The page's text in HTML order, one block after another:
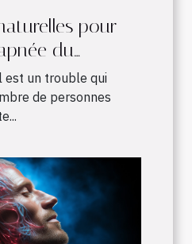
pour
du
est un trouble qui
de personnes